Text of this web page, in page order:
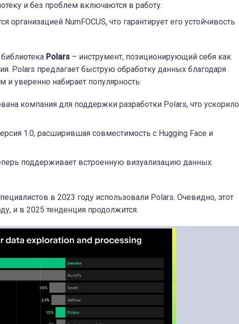
и без проблем включаются в работу.
организацией NumFOCUS, что гарантирует его устойчивость
Polars – инструмент, позиционирующий себя как
Polars предлагает быструю обработку данных благодаря
уверенно набирает популярность:
компания для поддержки разработки Polars, что ускорило
1.0, расширившая совместимость с Hugging Face и
поддерживает встроенную визуализацию данных.
в 2023 году использовали Polars. Очевидно, этот
и в 2025 тенденция продолжится.